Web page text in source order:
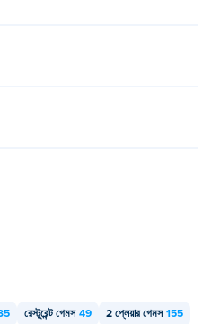
রেস্টুরেন্ট গেমস 49 2 প্লেয়ার গেমস 155